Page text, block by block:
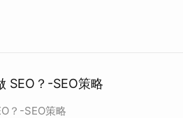
SEO？-SEO策略
？-SEO策略